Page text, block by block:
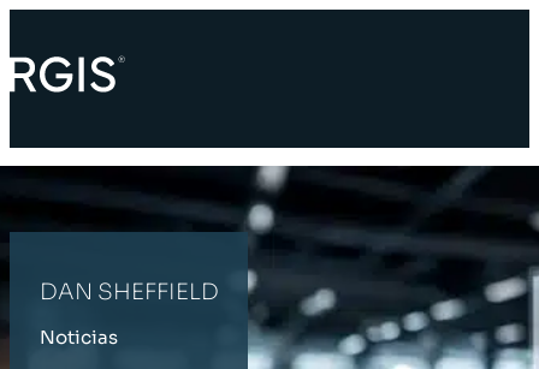
DAN SHEFFIELD
Noticias